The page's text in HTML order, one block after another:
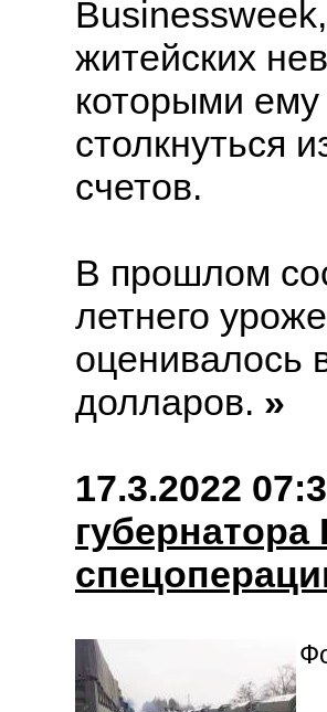
житейских
которыми
столкнуться
счетов.
В прошлом
летнего
оценивалось
долларов. »
17.3.2022